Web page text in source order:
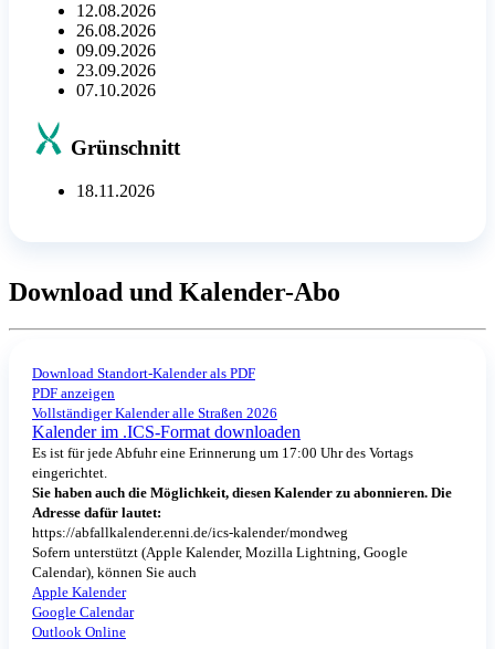
12.08.2026
26.08.2026
09.09.2026
23.09.2026
07.10.2026
Grünschnitt
18.11.2026
Download und Kalender-Abo
Download Standort-Kalender als PDF
PDF anzeigen
Vollständiger Kalender alle Straßen 2026
Kalender im .ICS-Format downloaden
Es ist für jede Abfuhr eine Erinnerung um 17:00 Uhr des Vortags
eingerichtet.
Sie haben auch die Möglichkeit, diesen Kalender zu abonnieren. Die
Adresse dafür lautet:
https://abfallkalender.enni.de/ics-kalender/mondweg
Sofern unterstützt (Apple Kalender, Mozilla Lightning, Google
Calendar), können Sie auch
Apple Kalender
Google Calendar
Outlook Online